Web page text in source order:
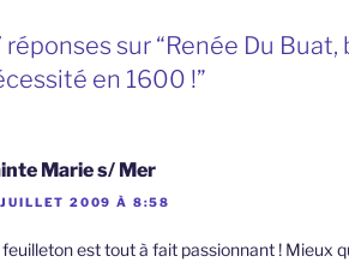
réponses sur “Renée Du
en 1600 !”
Marie s/ Mer
2009 À 8:58
feuilleton est tout à fait passionnant ! Mieux